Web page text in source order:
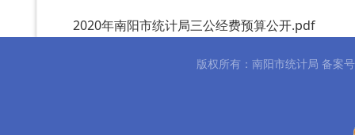
2020年南阳市统计局三公经费预算公开.pdf
版权所有：南阳市统计局 备案